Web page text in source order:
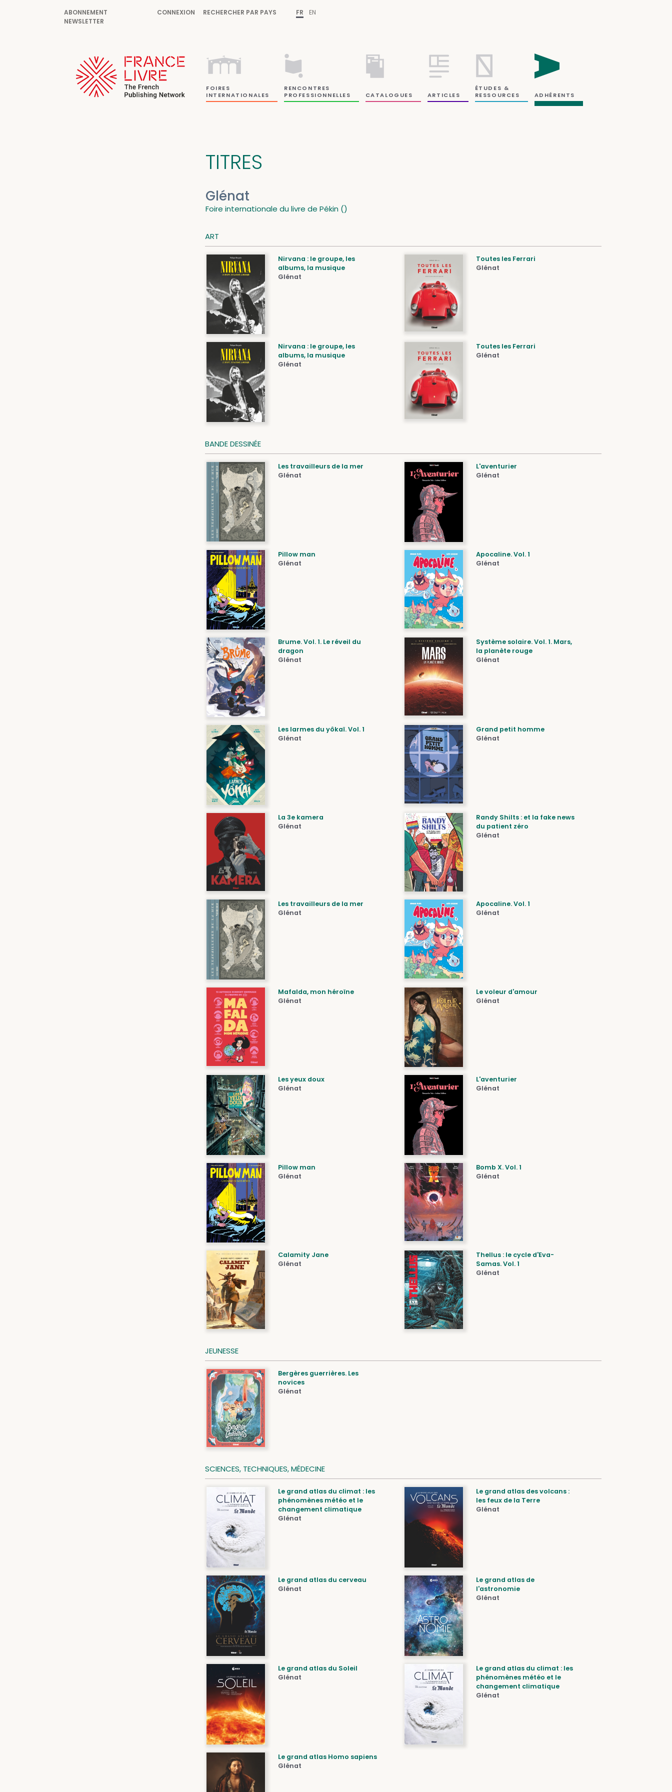
ABONNEMENT
NEWSLETTER
CONNEXION RECHERCHER PAR PAYS FR EN
FOIRES
INTERNATIONALES
RENCONTRES
PROFESSIONNELLES
CATALOGUES ARTICLES
ÉTUDES &
RESSOURCES
ADHÉRENTS
TITRES
Glénat
Foire internationale du livre de Pékin ()
ART
Nirvana : le groupe, les
albums, la musique
Glénat
Toutes les Ferrari
Glénat
Nirvana : le groupe, les
albums, la musique
Glénat
Toutes les Ferrari
Glénat
BANDE DESSINÉE
Les travailleurs de la mer
Glénat
L'aventurier
Glénat
Pillow man
Glénat
Apocaline. Vol. 1
Glénat
Brume. Vol. 1. Le réveil du
dragon
Glénat
Système solaire. Vol. 1. Mars,
la planète rouge
Glénat
Les larmes du yôkaï. Vol. 1
Glénat
Grand petit homme
Glénat
La 3e kamera
Glénat
Randy Shilts : et la fake news
du patient zéro
Glénat
Les travailleurs de la mer
Glénat
Apocaline. Vol. 1
Glénat
Mafalda, mon héroïne
Glénat
Le voleur d'amour
Glénat
Les yeux doux
Glénat
L'aventurier
Glénat
Pillow man
Glénat
Bomb X. Vol. 1
Glénat
Calamity Jane
Glénat
Thellus : le cycle d'Eva-
Samas. Vol. 1
Glénat
JEUNESSE
Bergères guerrières. Les
novices
Glénat
SCIENCES, TECHNIQUES, MÉDECINE
Le grand atlas du climat : les
phénomènes météo et le
changement climatique
Glénat
Le grand atlas des volcans :
les feux de la Terre
Glénat
Le grand atlas du cerveau
Glénat
Le grand atlas de
l'astronomie
Glénat
Le grand atlas du Soleil
Glénat
Le grand atlas du climat : les
phénomènes météo et le
changement climatique
Glénat
Le grand atlas Homo sapiens
Glénat